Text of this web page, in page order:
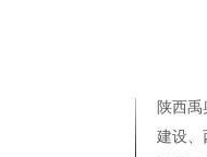
硅PU球场塑胶跑道材料厂家
陕西
建设、